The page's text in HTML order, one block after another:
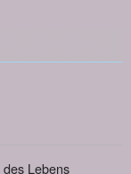
Lebens